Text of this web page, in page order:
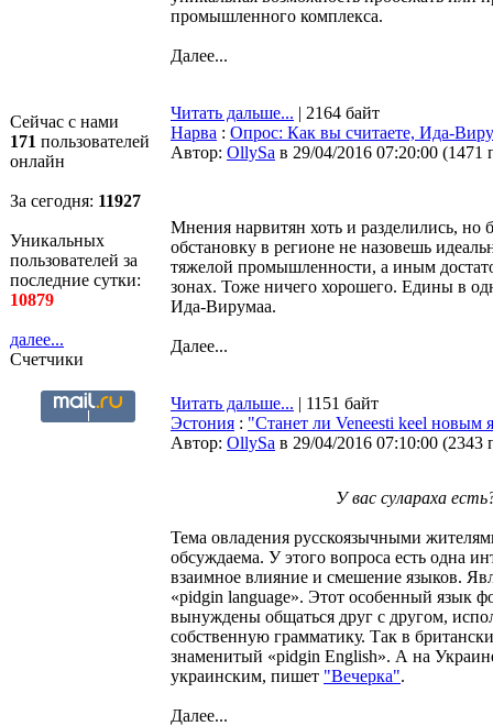
Сейчас с нами
171 пользователей
онлайн
За сегодня: 11927
Уникальных
пользователей за
последние сутки:
10879
далее...
Счетчики
промышленного комплекса.
Далее...
Читать дальше... | 2164 байт
Нарва : Опрос: Как вы считаете, Ида-
Автор: OllySa в 29/04/2016 07:20:00 (1471
Мнения нарвитян хоть и разделились,
обстановку в регионе не назовешь
тяжелой промышленности, а иным
зонах. Тоже ничего хорошего. Едины в
Ида-Вирумаа.
Далее...
Читать дальше... | 1151 байт
Эстония : "Станет ли Veneesti keel новым
Автор: OllySa в 29/04/2016 07:10:00 (2343
У вас сулараха
Тема овладения русскоязычными
обсуждаема. У этого вопроса есть одна
взаимное влияние и смешение языков.
«pidgin language». Этот особенный язык
вынуждены общаться друг с другом,
собственную грамматику. Так в
знаменитый «pidgin English». А на
украинским, пишет "Вечерка".
Далее...